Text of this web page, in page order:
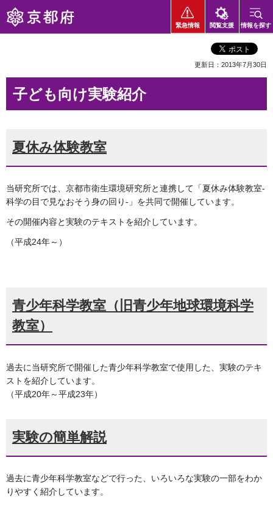
京都府
緊急情報 閲覧支援 情報を探す
更新日：2013年7月30日
子ども向け実験紹介
夏休み体験教室
当研究所では、京都市衛生環境研究所と連携して「夏休み体験教室-
科学の目で見なおそう身の回り-」を共同で開催しています。
その開催内容と実験のテキストを紹介しています。
（平成24年～）
青少年科学教室（旧青少年地球環境科学
教室）
過去に当研究所で開催した青少年科学教室で使用した、実験のテキ
ストを紹介しています。
（平成20年～平成23年）
実験の簡単解説
過去に青少年科学教室などで行った、いろいろな実験の一部をわか
りやすく紹介しています。